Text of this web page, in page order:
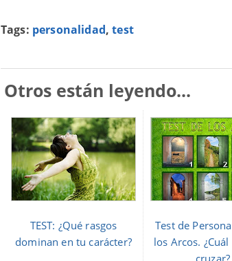
Tags: personalidad,test
Otros están leyendo...
TEST: ¿Qué rasgos
dominan en tu carácter?
Test de
los Arcos.
cruzar?